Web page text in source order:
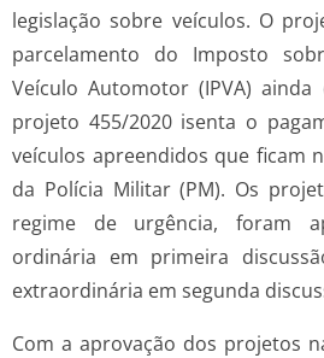
legislação sobre veículos. O
parcelamento do Imposto
Veículo Automotor (IPVA)
projeto 455/2020 isenta o
veículos apreendidos que ficam
da Polícia Militar (PM). Os
regime de urgência, foram
ordinária em primeira
extraordinária em segunda
Com a aprovação dos projetos